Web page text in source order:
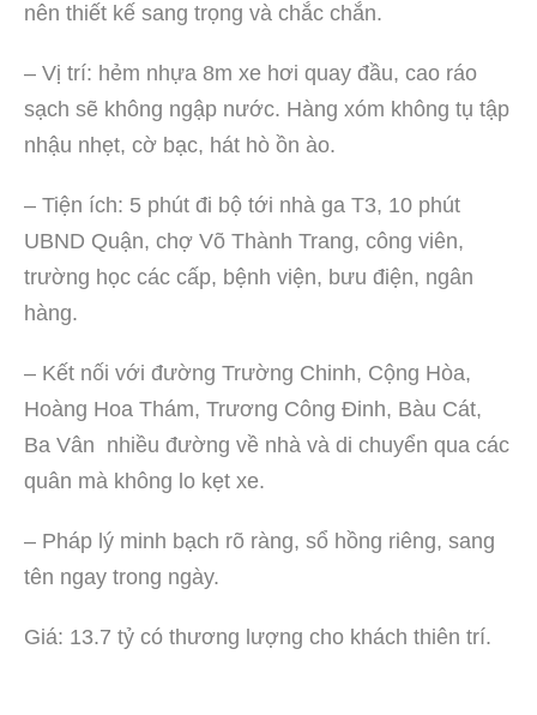
nên thiết kế sang trọng và chắc chắn.
– Vị trí: hẻm nhựa 8m xe hơi quay đầu, cao ráo
sạch sẽ không ngập nước. Hàng xóm không tụ tập
nhậu nhẹt, cờ bạc, hát hò ồn ào.
– Tiện ích: 5 phút đi bộ tới nhà ga T3, 10 phút
UBND Quận, chợ Võ Thành Trang, công viên,
trường học các cấp, bệnh viện, bưu điện, ngân
hàng.
– Kết nối với đường Trường Chinh, Cộng Hòa,
Hoàng Hoa Thám, Trương Công Đinh, Bàu Cát,
Ba Vân nhiều đường về nhà và di chuyển qua các
quân mà không lo kẹt xe.
– Pháp lý minh bạch rõ ràng, sổ hồng riêng, sang
tên ngay trong ngày.
Giá: 13.7 tỷ có thương lượng cho khách thiên trí.